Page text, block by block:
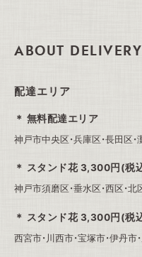
ABOUT DELIVERY
配達エリア
無料配達エリア
神戸市中央区・兵庫区・長田区・
スタンド花 3,300円(税
神戸市須磨区・垂水区・西区・北
スタンド花 3,300円(税
西宮市・川西市・宝塚市・伊丹市